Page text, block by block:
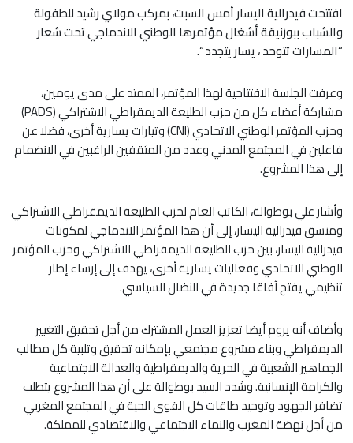
افتتحت فيدرالية اليسار أمس السبت، بمركب مولاي رشيد للطفولة
والشباب ببوزنيقة أشغال مؤتمرها الوطني الاندماجي تحت شعار
“المسارات تتوحد ، يسار يتجدد “.
وعرفت الجلسة الافتتاحية لهذا المؤتمر، الممتد على مدى يومين،
مشاركة أعضاء كل من حزب الطليعة الديمقراطي الاشتراكي (PADS)
وحزب المؤتمر الوطني الاتحادي (CNI) وتيارات يسارية أخرى، فضلا عن
فاعلين في المجتمع المدني وعدد من المثقفين الراغبين في الانضمام
إلى هذا المشروع.
وأشار علي بوطوالة، الكاتب العام لحزب الطليعة الديمقراطي الاشتراكي
ومنسق فيدرالية اليسار، إلى أن هذا المؤتمر الاندماجي لمكونات
فيدرالية اليسار، بين حزب الطليعة الديمقراطي الاشتراكي وحزب المؤتمر
الوطني الاتحادي وفعاليات يسارية أخرى، يهدف إلى إرساء إطار
تنظيمي يفتح آفاقا جديدة في النضال السياسي.
وأضاف أنه يروم أيضا تعزيز العمل المشترك من أجل تحقيق التغيير
الديمقراطي وبناء مشروع مجتمعي بإمكانه تحقيق وتلبية كل مطالب
الجماهير الشعبية في الحرية والديمقراطية والعدالة الاجتماعية
والكرامة الإنسانية. وشدد السيد بوطوالة على أن هذا المشروع يتطلب
تضافر الجهود وتوحيد طاقات كل القوى الحية في المجتمع المغربي
من أجل نهضة المغرب والنماء الاجتماعي والاقتصادي للمملكة.